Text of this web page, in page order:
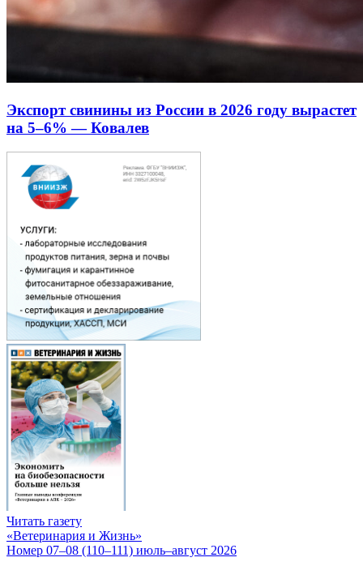
Экспорт свинины из России в 2026 году вырастет
на 5–6% — Ковалев
Читать газету
«Ветеринария и Жизнь»
Номер 07–08 (110–111) июль–август 2026